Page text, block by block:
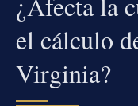
el cálculo
Virginia?